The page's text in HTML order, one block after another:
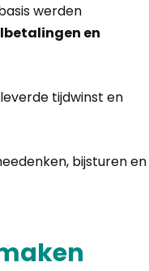
werden
en
tijdwinst en
bijsturen en